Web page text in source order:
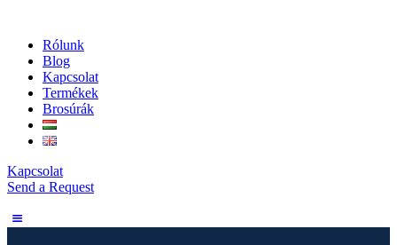
Rólunk
Blog
Kapcsolat
Termékek
Brosúrák
Kapcsolat
Send a Request